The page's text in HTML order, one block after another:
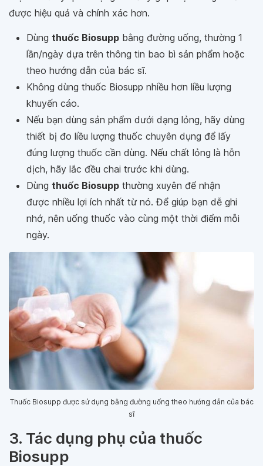
được hiệu quả và chính xác hơn.
Dùng thuốc Biosupp bằng đường uống, thường 1
lần/ngày dựa trên thông tin bao bì sản phẩm hoặc
theo hướng dẫn của bác sĩ.
Không dùng thuốc Biosupp nhiều hơn liều lượng
khuyến cáo.
Nếu bạn dùng sản phẩm dưới dạng lỏng, hãy dùng
thiết bị đo liều lượng thuốc chuyên dụng để lấy
đúng lượng thuốc cần dùng. Nếu chất lỏng là hỗn
dịch, hãy lắc đều chai trước khi dùng.
Dùng thuốc Biosupp thường xuyên để nhận
được nhiều lợi ích nhất từ nó. Để giúp bạn dễ ghi
nhớ, nên uống thuốc vào cùng một thời điểm mỗi
ngày.
Thuốc Biosupp được sử dụng bằng đường uống theo hướng dẫn của bác
sĩ
3. Tác dụng phụ của thuốc
Biosupp